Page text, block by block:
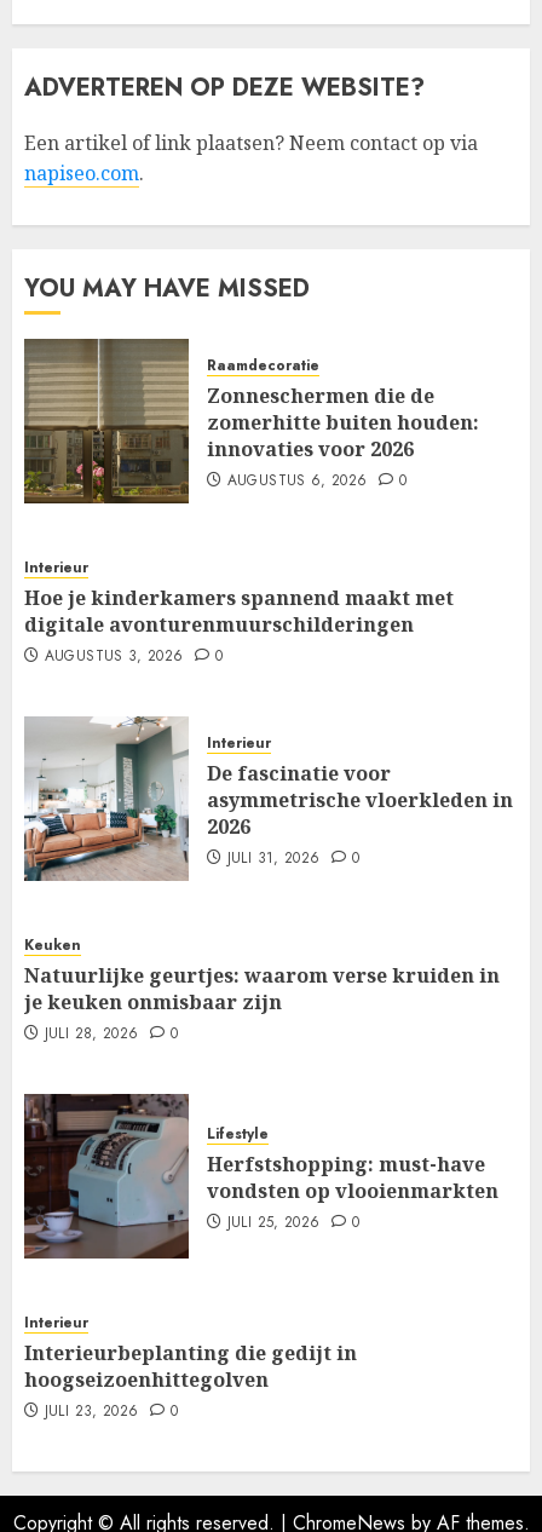
ADVERTEREN OP DEZE WEBSITE?
Een artikel of link plaatsen? Neem contact op via
napiseo.com.
YOU MAY HAVE MISSED
Raamdecoratie
Zonneschermen die de
zomerhitte buiten houden:
innovaties voor 2026
AUGUSTUS 6, 2026 0
Interieur
Hoe je kinderkamers spannend maakt met
digitale avonturenmuurschilderingen
AUGUSTUS 3, 2026 0
Interieur
De fascinatie voor
asymmetrische vloerkleden in
2026
JULI 31, 2026 0
Keuken
Natuurlijke geurtjes: waarom verse kruiden in
je keuken onmisbaar zijn
JULI 28, 2026 0
Lifestyle
Herfstshopping: must-have
vondsten op vlooienmarkten
JULI 25, 2026 0
Interieur
Interieurbeplanting die gedijt in
hoogseizoenhittegolven
JULI 23, 2026 0
Copyright © All rights reserved. | ChromeNews by AF themes.